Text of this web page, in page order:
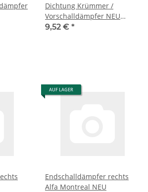
Dichtung Krümmer /
Vorschalldämpfer NEU
Montreal
9,52 € *
AUF LAGER
Endschalldämpfer rechts
Alfa Montreal NEU